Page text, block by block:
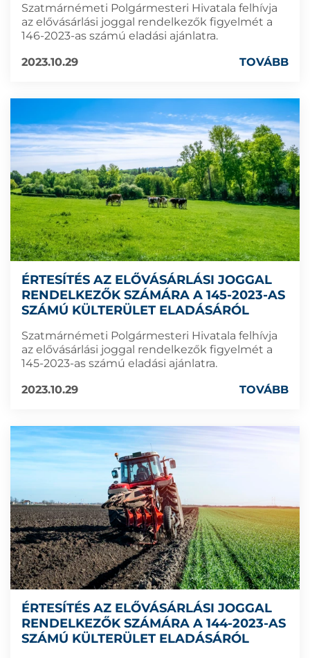
Szatmárnémeti Polgármesteri Hivatala felhívja
az elővásárlási joggal rendelkezők figyelmét a
146-2023-as számú eladási ajánlatra.
2023.10.29
TOVÁBB
ÉRTESÍTÉS AZ ELŐVÁSÁRLÁSI JOGGAL
RENDELKEZŐK SZÁMÁRA A 145-2023-AS
SZÁMÚ KÜLTERÜLET ELADÁSÁRÓL
Szatmárnémeti Polgármesteri Hivatala felhívja
az elővásárlási joggal rendelkezők figyelmét a
145-2023-as számú eladási ajánlatra.
2023.10.29
TOVÁBB
ÉRTESÍTÉS AZ ELŐVÁSÁRLÁSI JOGGAL
RENDELKEZŐK SZÁMÁRA A 144-2023-AS
SZÁMÚ KÜLTERÜLET ELADÁSÁRÓL